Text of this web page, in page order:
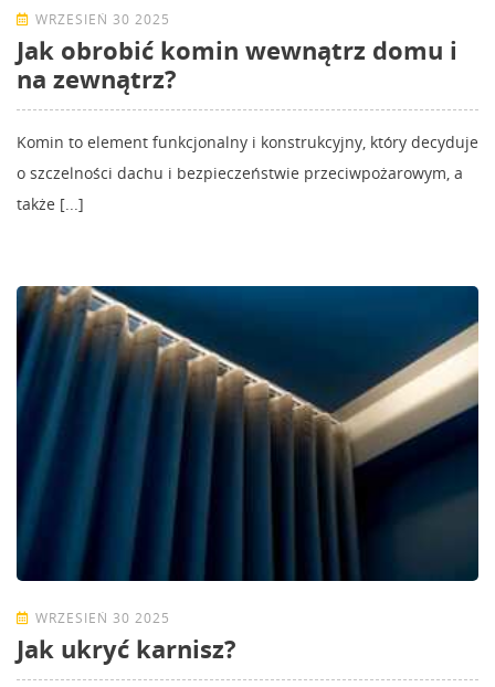
WRZESIEŃ 30 2025
Jak obrobić komin wewnątrz domu i
na zewnątrz?
Komin to element funkcjonalny i konstrukcyjny, który decyduje
o szczelności dachu i bezpieczeństwie przeciwpożarowym, a
także [...]
WRZESIEŃ 30 2025
Jak ukryć karnisz?